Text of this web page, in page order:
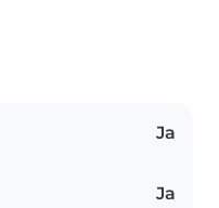
Ja
Ja